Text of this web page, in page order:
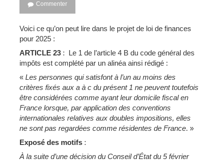
Commenter
Voici ce qu’on peut lire dans le projet de loi de finances
pour 2025 :
ARTICLE 23 : Le 1 de l’article 4 B du code général des
impôts est complété par un alinéa ainsi rédigé :
« Les personnes qui satisfont à l’un au moins des
critères fixés aux a à c du présent 1 ne peuvent toutefois
être considérées comme ayant leur domicile fiscal en
France lorsque, par application des conventions
internationales relatives aux doubles impositions, elles
ne sont pas regardées comme résidentes de France. »
Exposé des motifs :
À la suite d’une décision du Conseil d’État du 5 février